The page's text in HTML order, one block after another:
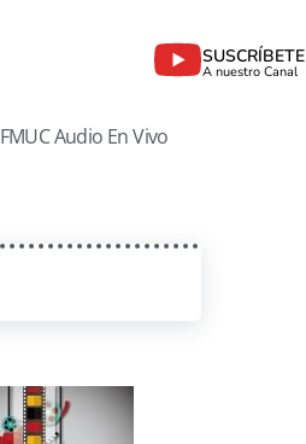
SUSCRÍBETE
A nuestro Canal
FMUC Audio En Vivo